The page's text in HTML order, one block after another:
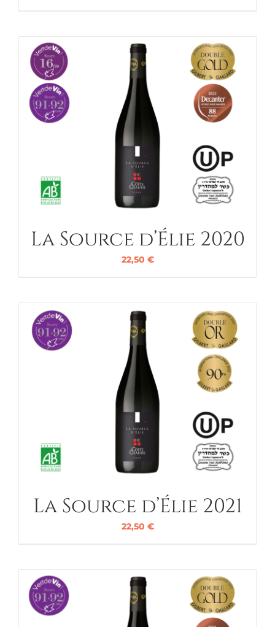
La Source d’Élie 2020
22,50 €
La Source d’Élie 2021
22,50 €